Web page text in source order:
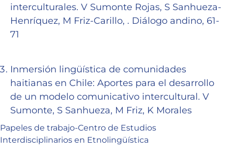
interculturales. V Sumonte Rojas, S Sanhueza-
Henríquez, M Friz-Carillo, . Diálogo andino, 61-
71
Inmersión lingüística de comunidades
haitianas en Chile: Aportes para el desarrollo
de un modelo comunicativo intercultural. V
Sumonte, S Sanhueza, M Friz, K Morales
Papeles de trabajo-Centro de Estudios
Interdisciplinarios en Etnolingüística